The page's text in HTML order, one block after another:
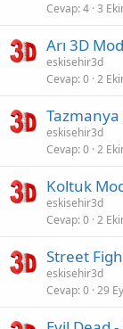
Cevap 4 3
Arı 3D
eskisehir3d
Cevap 0 2
eskisehir3d
Cevap 0 2
Koltuk
eskisehir3d
Cevap 0 2
Street
eskisehir3d
Cevap 0 29